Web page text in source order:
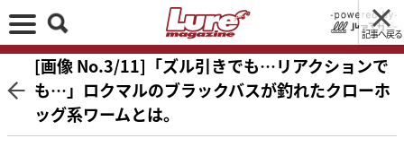
記事へ戻る
[画像 No.3/11]「ズル引きでも…リアクションで
も…」ロクマルのブラックバスが釣れたクローホ
ッグ系ワームとは。